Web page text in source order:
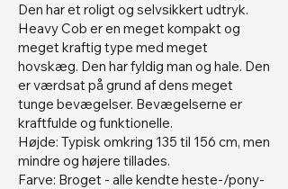
Den har et roligt og selvsikkert udtryk.
Heavy Cob er en meget kompakt og
meget kraftig type med meget
hovskæg. Den har fyldig man og hale. Den
er værdsat på grund af dens meget
tunge bevægelser. Bevægelserne er
kraftfulde og funktionelle.
Højde: Typisk omkring 135 til 156 cm, men
mindre og højere tillades.
Farve: Broget - alle kendte heste-/pony-